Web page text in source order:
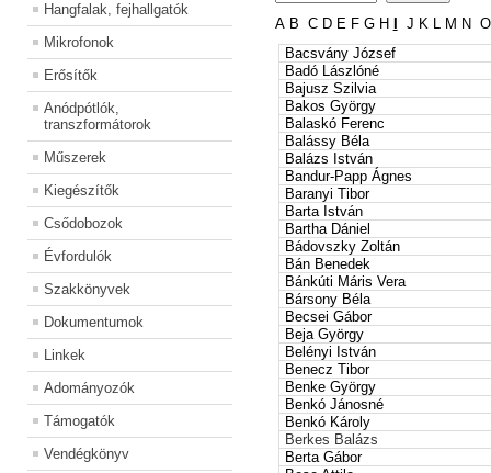
Hangfalak, fejhallgatók
Mikrofonok
Erősítők
Anódpótlók,
transzformátorok
Műszerek
Kiegészítők
Csődobozok
Évfordulók
Szakkönyvek
Dokumentumok
Linkek
Adományozók
Támogatók
Vendégkönyv
A B C D E F G H J K L M N O
Bacsvány József
Badó Lászlóné
Bajusz Szilvia
Bakos György
Balaskó Ferenc
Balássy Béla
Balázs István
Bandur-Papp Ágnes
Baranyi Tibor
Barta István
Bartha Dániel
Bádovszky Zoltán
Bán Benedek
Bánkúti Máris Vera
Bársony Béla
Becsei Gábor
Beja György
Belényi István
Benecz Tibor
Benke György
Benkó Jánosné
Benkó Károly
Berkes Balázs
Berta Gábor